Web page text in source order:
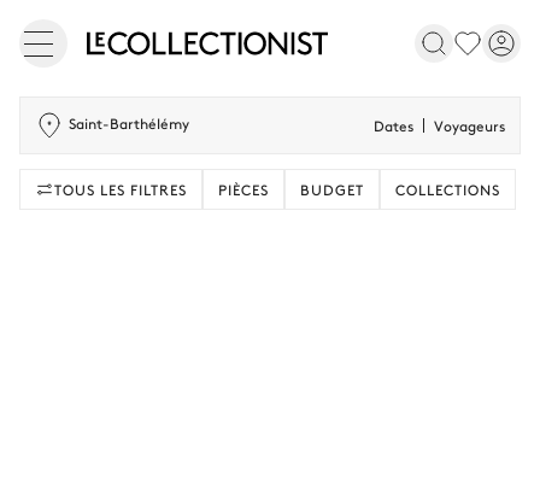
Saint-Barthélémy Dates Voyageurs
TOUS LES FILTRES PIÈCES BUDGET COLLECTIONS